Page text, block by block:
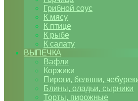
Грибной соус
К мясу
К птице
К рыбе
К салату
ВЫПЕЧКА
Вафли
Коржики
Пироги, беляши,
Блины, оладьи, сырники
Торты, пирожные